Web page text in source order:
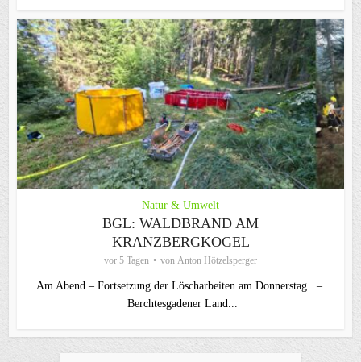
Natur & Umwelt
BGL: WALDBRAND AM
KRANZBERGKOGEL
vor 5 Tagen von Anton Hötzelsperger
Am Abend – Fortsetzung der Löscharbeiten am Donnerstag –
Berchtesgadener Land...